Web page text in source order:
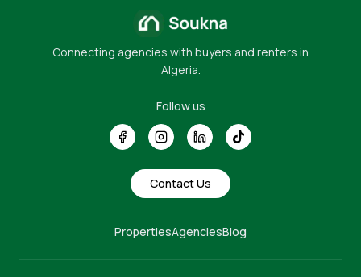
Connecting agencies with buyers and renters in
Algeria.
Follow us
Contact Us
PropertiesAgenciesBlog